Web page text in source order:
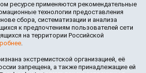
ресурсе применяются рекомендательные
технологии предоставления
сбора, систематизации и анализа
к предпочтениям пользователей сети
на территории Российской
.
экстремистской организацией, её
запрещена, а также принадлежащие ей